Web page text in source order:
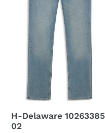
H-Delaware 10263385
02